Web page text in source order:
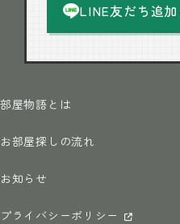
LINE友だち追加
部屋物語とは
お部屋探しの流れ
お知らせ
プライバシーポリシー